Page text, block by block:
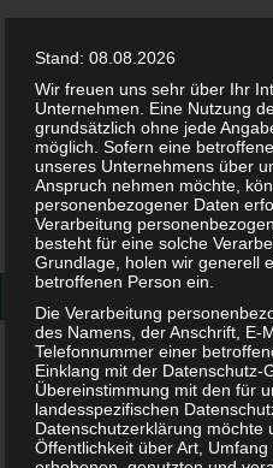
nach:
Kind sitzt vor dem Fernseher
Kind sitzt vor
Stand: 08.08.2026
Wir freuen uns sehr über Ihr
Unternehmen. Eine Nutzung
grundsätzlich ohne jede
möglich. Sofern eine
unseres Unternehmens über
Anspruch nehmen möchte,
personenbezogener Daten
Verarbeitung
besteht für eine solche
Grundlage, holen wir generell
betroffenen Person ein.
Die Verarbeitung
des Namens, der Anschrift, E-
Telefonnummer einer
Einklang mit der Datenschutz-
Übereinstimmung mit den für
landesspezifischen
Datenschutzerklärung möchte
Öffentlichkeit über Art,